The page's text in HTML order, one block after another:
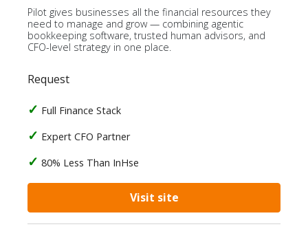
Pilot gives businesses all the financial resources they
need to manage and grow — combining agentic
bookkeeping software, trusted human advisors, and
CFO-level strategy in one place.
Request
Full Finance Stack
Expert CFO Partner
80% Less Than InHse
Visit site